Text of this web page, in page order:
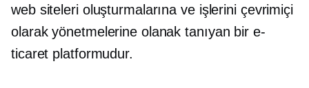
web siteleri oluşturmalarına ve işlerini çevrimiçi
olarak yönetmelerine olanak tanıyan bir e-
ticaret platformudur.